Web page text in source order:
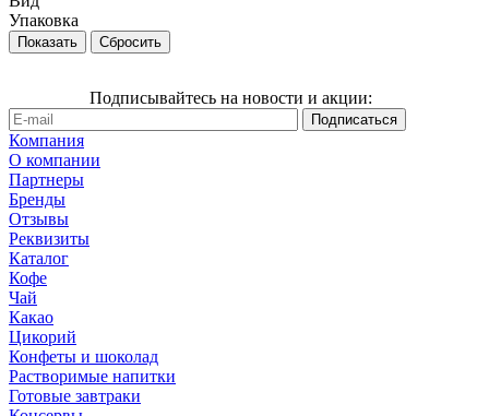
Упаковка
Сбросить
Подписывайтесь на новости и акции:
Компания
О компании
Партнеры
Бренды
Отзывы
Реквизиты
Каталог
Кофе
Чай
Какао
Цикорий
Конфеты и шоколад
Растворимые напитки
Готовые завтраки